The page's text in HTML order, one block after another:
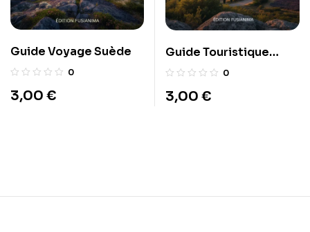
Guide Voyage Suède
0
3,00 €
Guide Touristique
PACA
0
3,00 €